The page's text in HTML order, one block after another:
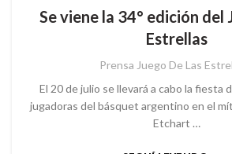
Se viene la 34° edición del
Estrellas
Prensa Juego De Las
El 20 de julio se llevará a cabo la fiesta
jugadoras del básquet argentino en el
Etchart …